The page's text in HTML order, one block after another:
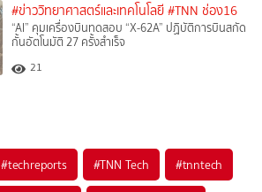
#ข่าววิทยาศาสตร์และเทคโนโลยี #TNN ช่อง16
“AI” คุมเครื่องบินทดสอบ “X-62A” ปฏิบัติการบินสกัด
กั้นอัตโนมัติ 27 ครั้งสำเร็จ
21
#techreports #TNN Tech #tnntech